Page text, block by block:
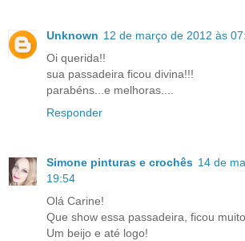
Unknown 12 de março de 2012 às
Oi querida!!
sua passadeira ficou divina!!!
parabéns...e melhoras....
Responder
Simone pinturas e crochês 14 de
19:54
Olá Carine!
Que show essa passadeira, ficou
Um beijo e até logo!